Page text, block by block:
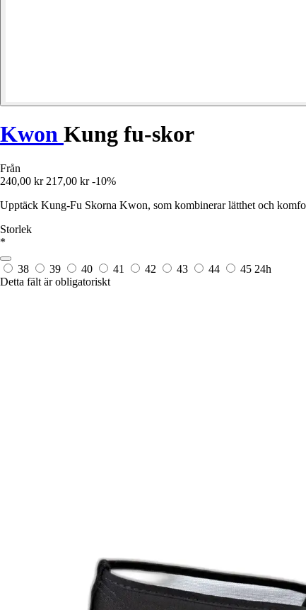
Kwon Kung fu-skor
Från
240,00 kr 217,00 kr -10%
Upptäck Kung-Fu Skorna Kwon, som kombinerar lätthet och
Storlek
*
38 39 40 41 42 43 44 45 24h
Detta fält är obligatoriskt